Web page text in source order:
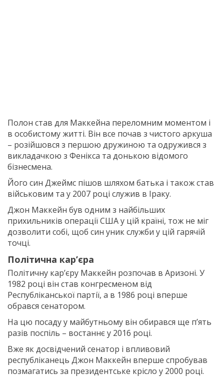
Полон став для Маккейна переломним моментом і
в особистому житті. Він все почав з чистого аркуша
– розійшовся з першою дружиною та одружився з
викладачкою з Фенікса та донькою відомого
бізнесмена.
Його син Джеймс пішов шляхом батька і також став
військовим та у 2007 році служив в Іраку.
Джон Маккейн був одним з найбільших
прихильників операції США у цій країні, тож не міг
дозволити собі, щоб син уник служби у цій гарячій
точці.
Політична кар’єра
Політичну кар’єру Маккейн розпочав в Аризоні. У
1982 році він став конгресменом від
Республіканської партії, а в 1986 році вперше
обрався сенатором.
На цю посаду у майбутньому він обирався ще п’ять
разів поспіль – востаннє у 2016 році.
Вже як досвідчений сенатор і впливовий
республіканець Джон Маккейн вперше спробував
позмагатись за президентське крісло у 2000 році.